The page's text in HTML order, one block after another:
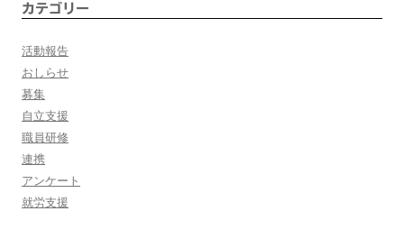
ン
カテゴリー
活動報告
おしらせ
募集
自立支援
職員研修
連携
アンケート
就労支援